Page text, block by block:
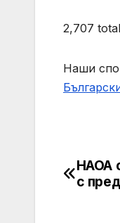
2,707
Наши
Post
НАОА
с